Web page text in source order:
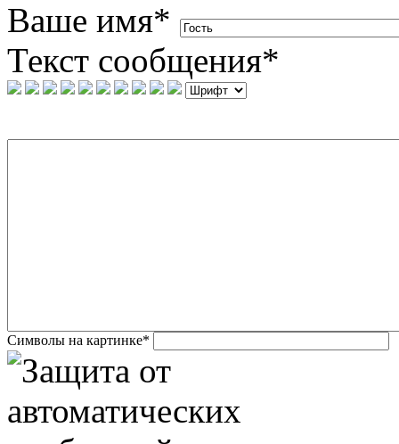
Ваше имя*
Текст сообщения*
Символы на картинке*